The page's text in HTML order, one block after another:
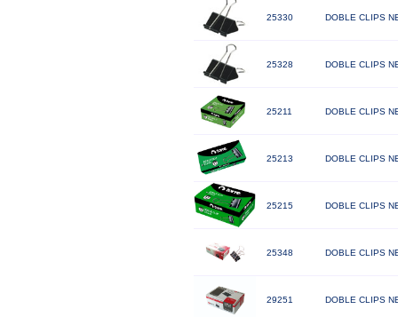
25330 DOBLE CLIPS
25328 DOBLE CLIPS
25211 DOBLE CLIPS
25213 DOBLE CLIPS
25215 DOBLE CLIPS
25348 DOBLE CLIPS
29251 DOBLE CLIPS